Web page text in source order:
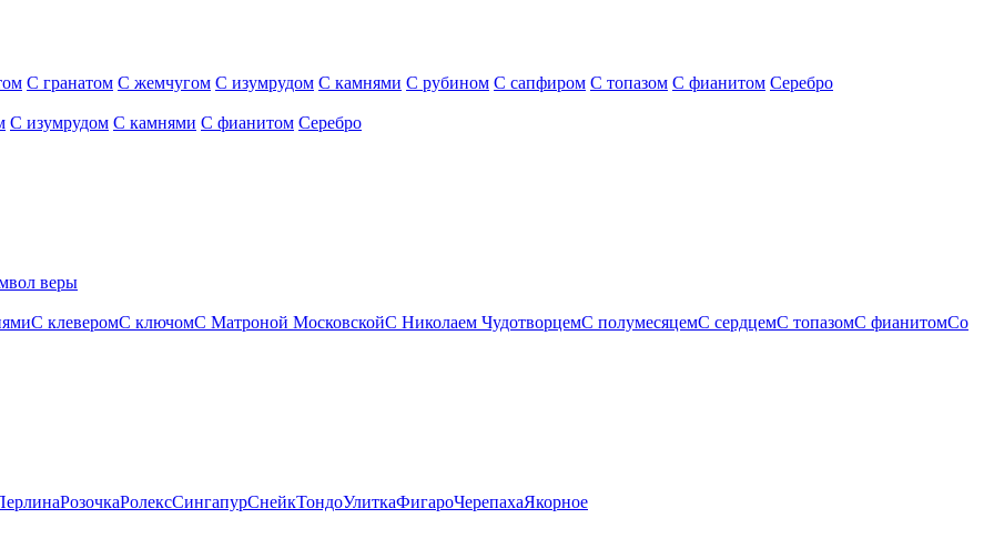
С гранатом С жемчугом С изумрудом С камнями С рубином С сапфиром С топазом С фианитом Серебро
С изумрудом С камнями С фианитом Серебро
веры
С клеверомС ключомС Матроной МосковскойС Николаем ЧудотворцемС полумесяцемС сердцемС топазомС фианитомСо
РозочкаРолексСингапурСнейкТондоУлиткаФигароЧерепахаЯкорное